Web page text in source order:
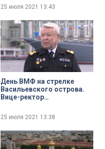
председателя правления
организации «Память
Балтики» Олегом
Великосельским
25 июля 2021 13:43
День ВМФ на стрелке
Васильевского острова.
Вице-ректор
университета морского и
речного флота имени
адмирала С. О. Макарова
Иван Костылев
25 июля 2021 13:38